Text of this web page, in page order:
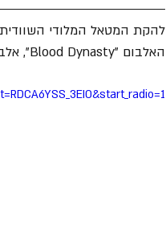
להקת המטאל המלודי השוודית
האלבום "Blood Dynasty", אלבומה ה-12 שיצא במרץ השנה.